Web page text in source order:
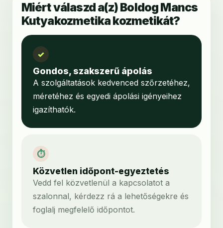
Miért válaszd a(z) Boldog Mancs
Kutyakozmetika kozmetikát?
✓
Gondos, szakszerű ápolás
A szolgáltatások kedvenced szőrzetéhez,
méretéhez és egyedi ápolási igényeihez
igazíthatók.
⏱
Közvetlen időpont-egyeztetés
Vedd fel közvetlenül a kapcsolatot a
szalonnal, kérdezz rá a lehetőségekre és
foglalj megfelelő időpontot.